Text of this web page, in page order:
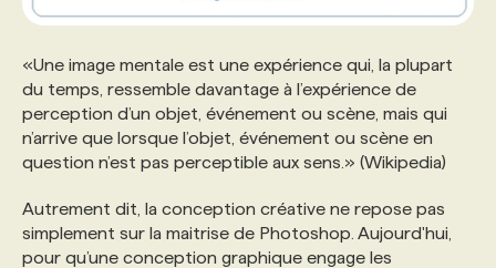
«Une image mentale est une expérience qui, la plupart
du temps, ressemble davantage à l’expérience de
perception d’un objet, événement ou scène, mais qui
n’arrive que lorsque l’objet, événement ou scène en
question n’est pas perceptible aux sens.» (Wikipedia)
Autrement dit, la conception créative ne repose pas
simplement sur la maitrise de Photoshop. Aujourd'hui,
pour qu’une conception graphique engage les